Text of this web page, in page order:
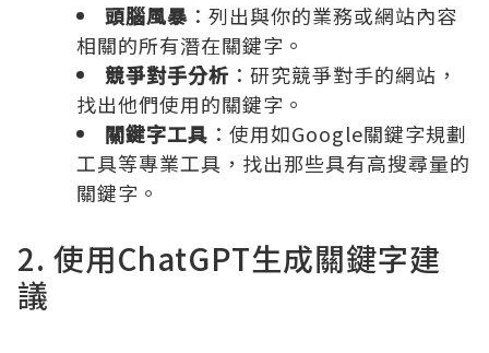
頭腦風暴 ：列出與你的業務或網站內容
相關的所有潛在關鍵字。
競爭對手分析 ：研究競爭對手的網站，
找出他們使用的關鍵字。
關鍵字工具 ：使用如Google關鍵字規劃
工具等專業工具，找出那些具有高搜尋量的
關鍵字。
2. 使用ChatGPT生成關鍵字建
議